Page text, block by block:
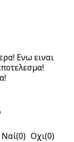
Ενω ειναι
0 0